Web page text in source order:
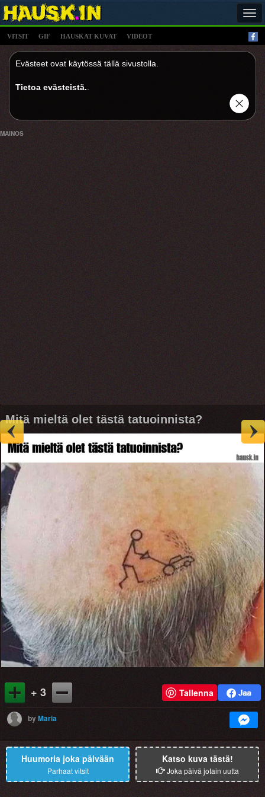
VITSIT GIF HAUSKAT KUVAT VIDEOT
Evästeet ovat käytössä tällä sivustolla.
Tietoa evästeistä.
MAINOS
Mitä mieltä olet tästä tatuoinnista?
+ 3 Tallenna
byMaria
Huumoria joka päivään
Parhaat vitsit
Katso kuva tästä!
Joka päivä jotain uutta